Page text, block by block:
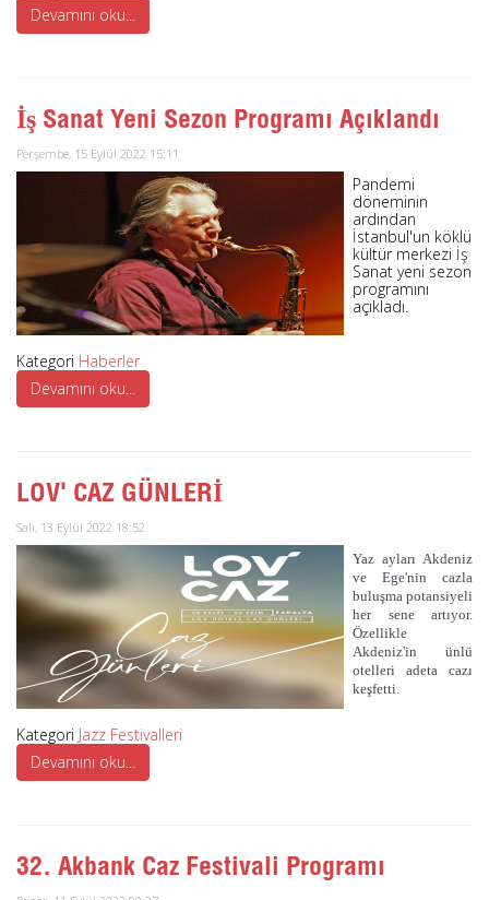
Devamını oku...
İş Sanat Yeni Sezon Programı Açıklandı
Perşembe, 15 Eylül 2022 15:11
Pandemi
döneminin
ardından
İstanbul'un köklü
kültür merkezi İş
Sanat yeni sezon
programını
açıkladı.
Kategori Haberler
Devamını oku...
LOV' CAZ GÜNLERİ
Salı, 13 Eylül 2022 18:52
Yaz ayları Akdeniz
ve Ege'nin cazla
buluşma potansiyeli
her sene artıyor.
Özellikle
Akdeniz'in ünlü
otelleri adeta cazı
keşfetti.
Kategori Jazz Festivalleri
Devamını oku...
32. Akbank Caz Festivali Programı